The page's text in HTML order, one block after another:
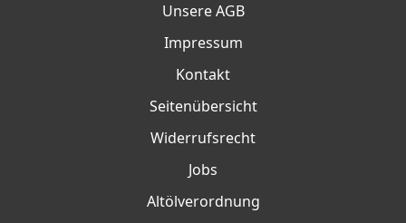
Unsere AGB
Impressum
Kontakt
Seitenübersicht
Widerrufsrecht
Jobs
Altölverordnung